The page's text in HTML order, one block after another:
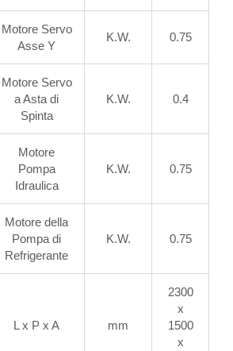
Motore Servo
Asse Y
K.W. 0.75
Motore Servo
a Asta di
Spinta
K.W. 0.4
Motore
Pompa
Idraulica
K.W. 0.75
Motore della
Pompa di
Refrigerante
K.W. 0.75
L x P x A mm
2300
x
1500
x